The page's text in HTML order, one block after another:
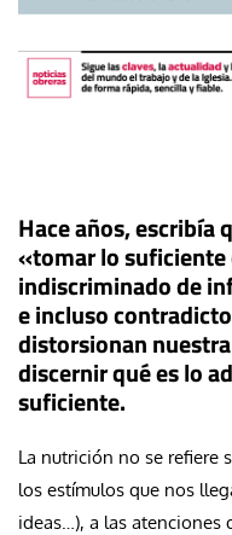
Hace años, escribía
«tomar lo suficiente
indiscriminado de
e incluso
distorsionan
discernir qué es lo
suficiente.
La nutrición no se refiere
los estímulos que nos
ideas…), a las atenciones